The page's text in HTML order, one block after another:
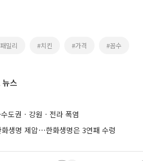
밀리 #치킨 #가격 #꼼수
스
도권ㆍ강원ㆍ전라 폭염
생명 제압⋯한화생명은 3연패 수렁